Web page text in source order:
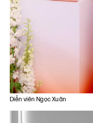
Diễn viên Ngọc Xuân